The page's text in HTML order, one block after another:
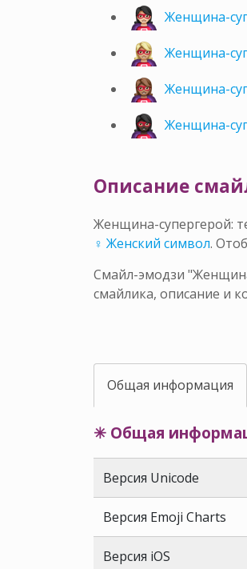
Женщина-
Женщина-
Женщина-
Женщина-
Описание
Женщина-супергерой:
♀ Женский символ.
Смайл-эмодзи
смайлика, описание и
Общая информация
✳ Общая
Версия Unicode
Версия Emoji Charts
Версия iOS